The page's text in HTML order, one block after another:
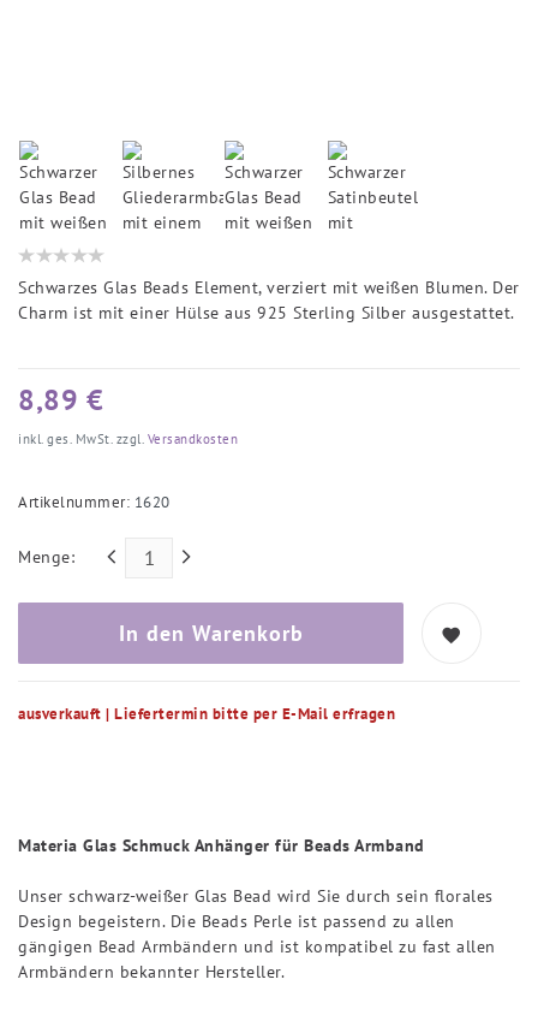
Schwarzes Glas Beads Element, verziert mit weißen Blumen. Der
Charm ist mit einer Hülse aus 925 Sterling Silber ausgestattet.
8,89 €
inkl. ges. MwSt. zzgl. Versandkosten
Artikelnummer: 1620
Menge:
In den Warenkorb
ausverkauft | Liefertermin bitte per E-Mail erfragen
Materia Glas Schmuck Anhänger für Beads Armband
Unser schwarz-weißer Glas Bead wird Sie durch sein florales
Design begeistern. Die Beads Perle ist passend zu allen
gängigen Bead Armbändern und ist kompatibel zu fast allen
Armbändern bekannter Hersteller.